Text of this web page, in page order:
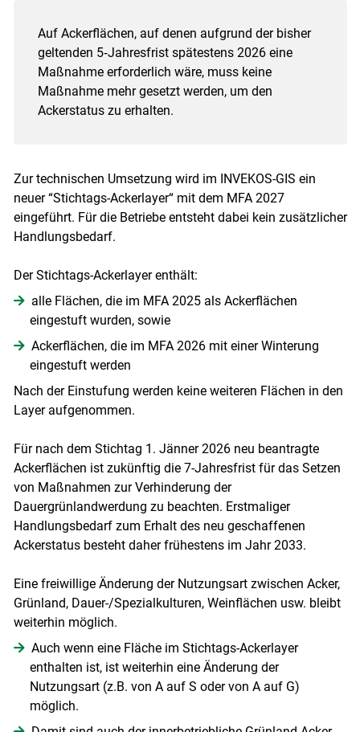
Auf Ackerflächen, auf denen aufgrund der bisher
geltenden 5‑Jahresfrist spätestens 2026 eine
Maßnahme erforderlich wäre, muss keine
Maßnahme mehr gesetzt werden, um den
Ackerstatus zu erhalten.
Zur technischen Umsetzung wird im INVEKOS-GIS ein
neuer “Stichtags-Ackerlayer“ mit dem MFA 2027
eingeführt. Für die Betriebe entsteht dabei kein zusätzlicher
Handlungsbedarf.
Der Stichtags-Ackerlayer enthält:
alle Flächen, die im MFA 2025 als Ackerflächen
eingestuft wurden, sowie
Ackerflächen, die im MFA 2026 mit einer Winterung
eingestuft werden
Nach der Einstufung werden keine weiteren Flächen in den
Layer aufgenommen.
Für nach dem Stichtag 1. Jänner 2026 neu beantragte
Ackerflächen ist zukünftig die 7-Jahresfrist für das Setzen
von Maßnahmen zur Verhinderung der
Dauergrünlandwerdung zu beachten. Erstmaliger
Handlungsbedarf zum Erhalt des neu geschaffenen
Ackerstatus besteht daher frühestens im Jahr 2033.
Eine freiwillige Änderung der Nutzungsart zwischen Acker,
Grünland, Dauer-/Spezialkulturen, Weinflächen usw. bleibt
weiterhin möglich.
Auch wenn eine Fläche im Stichtags-Ackerlayer
enthalten ist, ist weiterhin eine Änderung der
Nutzungsart (z.B. von A auf S oder von A auf G)
möglich.